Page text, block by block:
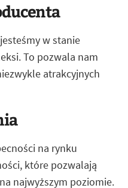
w stanie
To pozwala nam
atrakcyjnych
na rynku
które pozwalają
najwyższym poziomie.